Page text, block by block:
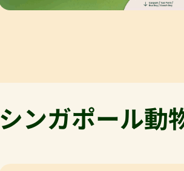
シンガポール動